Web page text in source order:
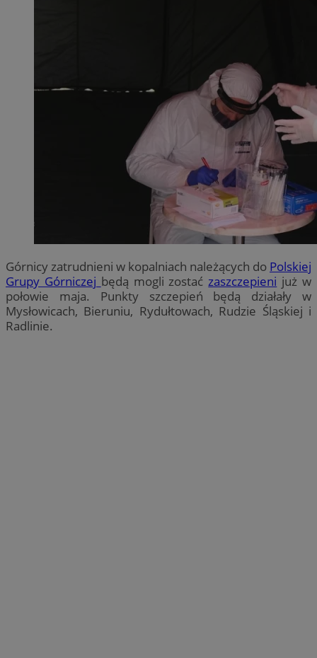
Górnicy zatrudnieni w kopalniach należących do Polskiej
Grupy Górniczej będą mogli zostaćzaszczepieni już w
połowie maja. Punkty szczepień będą działały w
Mysłowicach, Bieruniu, Rydułtowach, Rudzie Śląskiej i
Radlinie.